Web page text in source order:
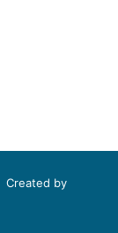
Created by